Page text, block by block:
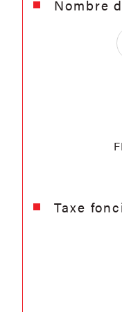
Nombre
Taxe